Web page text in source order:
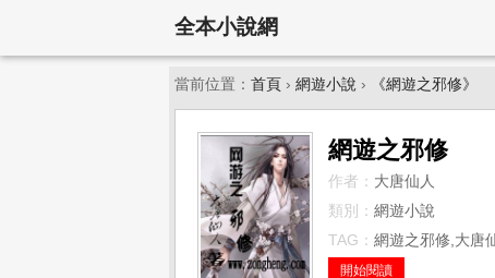
全本小說網
當前位置： 首頁 › 網遊小說 › 《網遊之邪修》
網遊之邪修
作者： 大唐仙人
類別： 網遊小說
TAG： 網遊之邪修,大唐
開始閱讀